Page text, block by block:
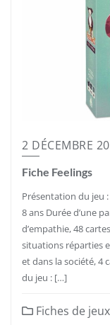
2 DÉCEMBRE
Fiche Feelings
Présentation du jeu
8 ans Durée d’une
d’empathie, 48
situations réparties
et dans la société, 4
du jeu : […]
Fiches de jeux